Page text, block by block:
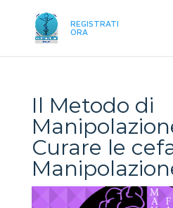
REGISTRATI
ORA
Il Metodo di
Curare le